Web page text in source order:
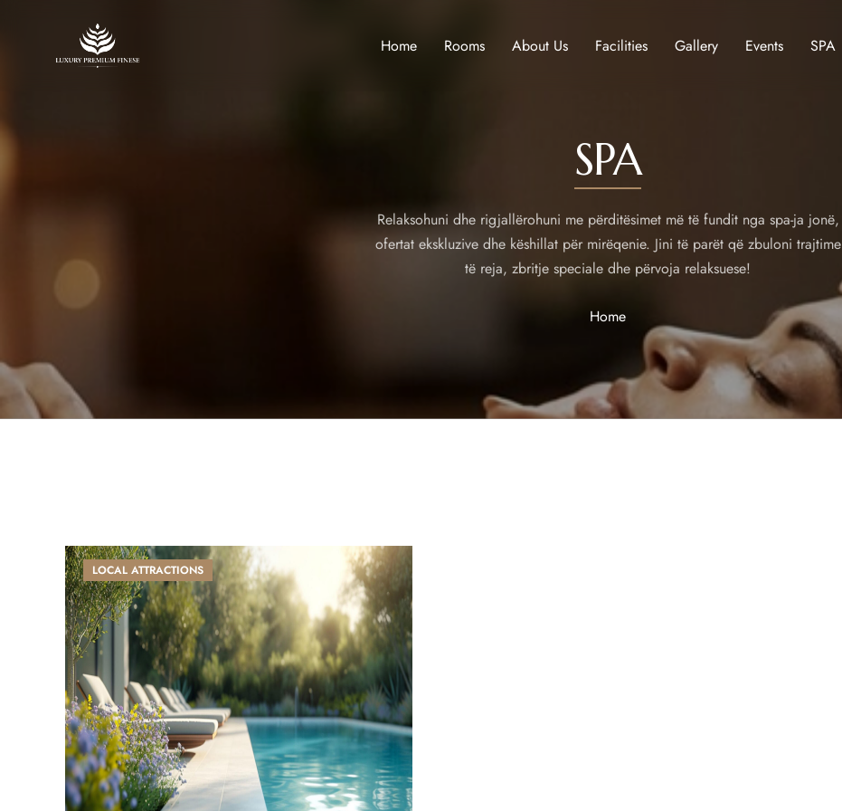
Home Rooms About Us Facilities Gallery Events SPA
SPA
Relaksohuni dhe rigjallërohuni me përditësimet më të fundit nga spa-ja jonë,
ofertat ekskluzive dhe këshillat për mirëqenie. Jini të parët që zbuloni trajtime
të reja, zbritje speciale dhe përvoja relaksuese!
Home
LOCAL ATTRACTIONS